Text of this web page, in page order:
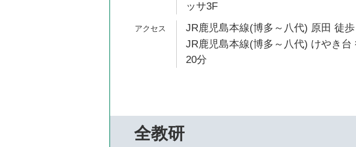
ッサ3F
JR鹿児島本線(博多～八代) 原田 徒
JR鹿児島本線(博多～八代) けやき台
20分
全教研